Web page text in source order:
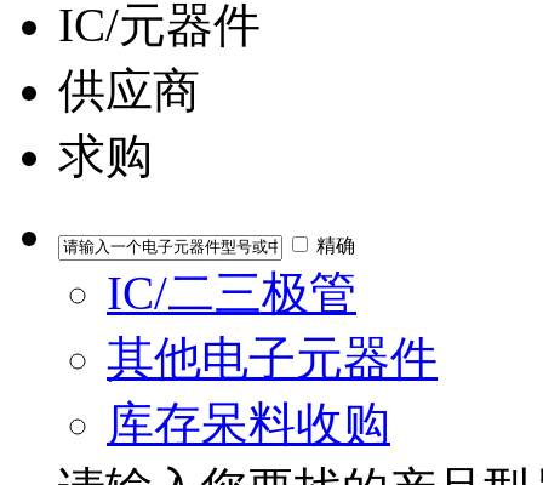
IC/元器件
供应商
求购
精确
IC/二三极管
其他电子元器件
库存呆料收购